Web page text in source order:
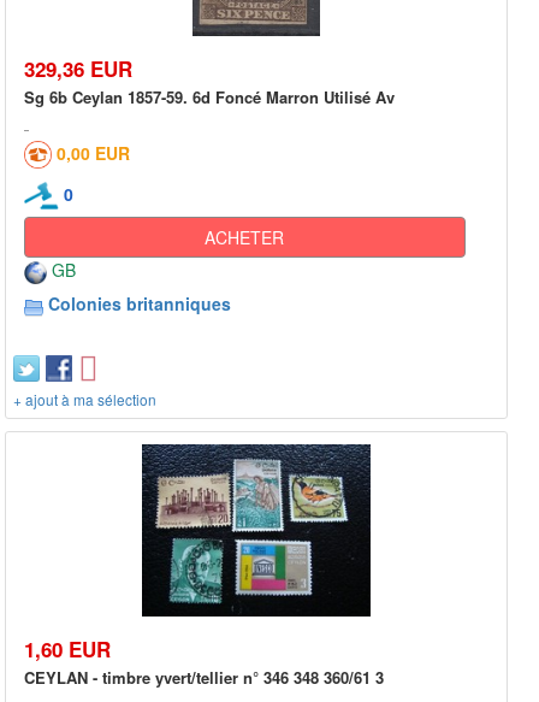
329,36 EUR
Sg 6b Ceylan 1857-59. 6d Foncé Marron Utilisé Av
0,00 EUR
0
ACHETER
GB
Colonies britanniques
+ ajout à ma sélection
1,60 EUR
CEYLAN - timbre yvert/tellier n° 346 348 360/61 3